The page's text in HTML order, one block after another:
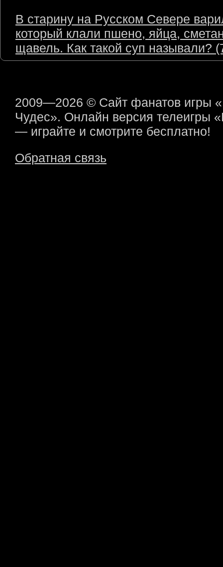
В старину на Русском Севере
который клали пшено, яйца,
щавель. Как такой суп называли?
2009—2026 © Сайт фанатов игры
Чудес». Онлайн версия телеигры
— играйте и смотрите бесплатно!
Обратная связь